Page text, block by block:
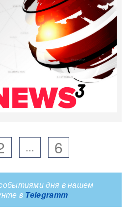
… 6
дня в нашем
в Telegramm